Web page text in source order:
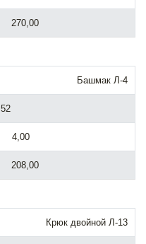
270,00
Башмак Л-4
52
4,00
208,00
Крюк двойной Л-13